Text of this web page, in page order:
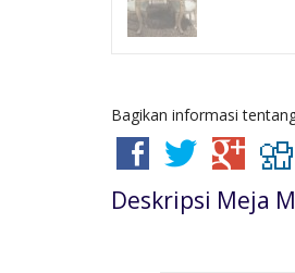
Bagikan informasi
Deskripsi Meja